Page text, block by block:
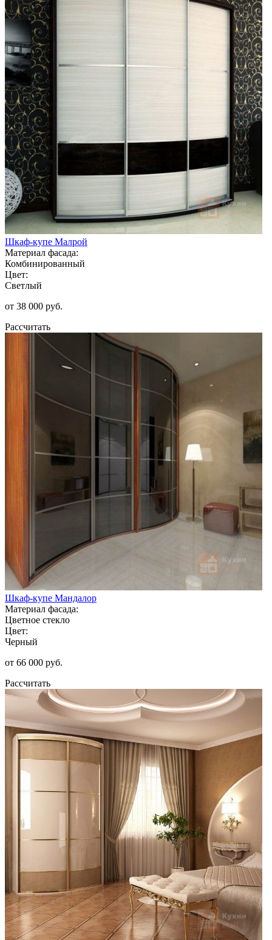
Шкаф-купе Малрой
Материал фасада:
Комбинированный
Цвет:
Светлый
от 38 000 руб.
Рассчитать
Шкаф-купе Мандалор
Материал фасада:
Цветное стекло
Цвет:
Черный
от 66 000 руб.
Рассчитать